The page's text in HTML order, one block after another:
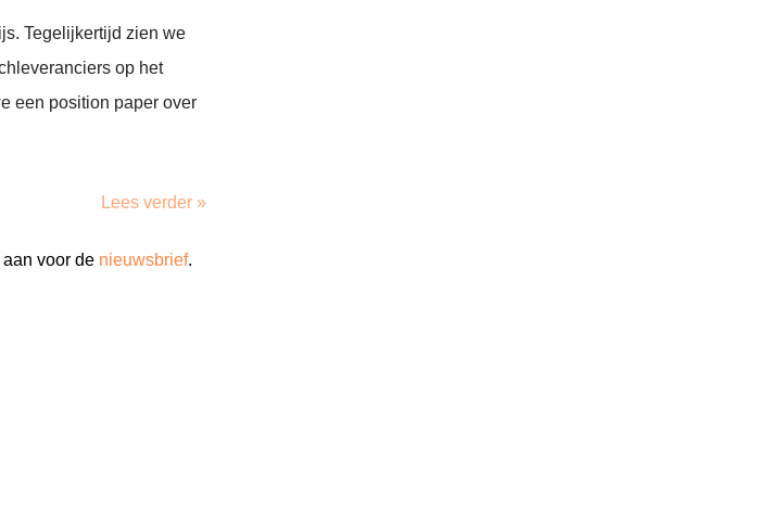
Tegelijkertijd zien we
op het
een position paper over
Lees verder »
voor de nieuwsbrief.